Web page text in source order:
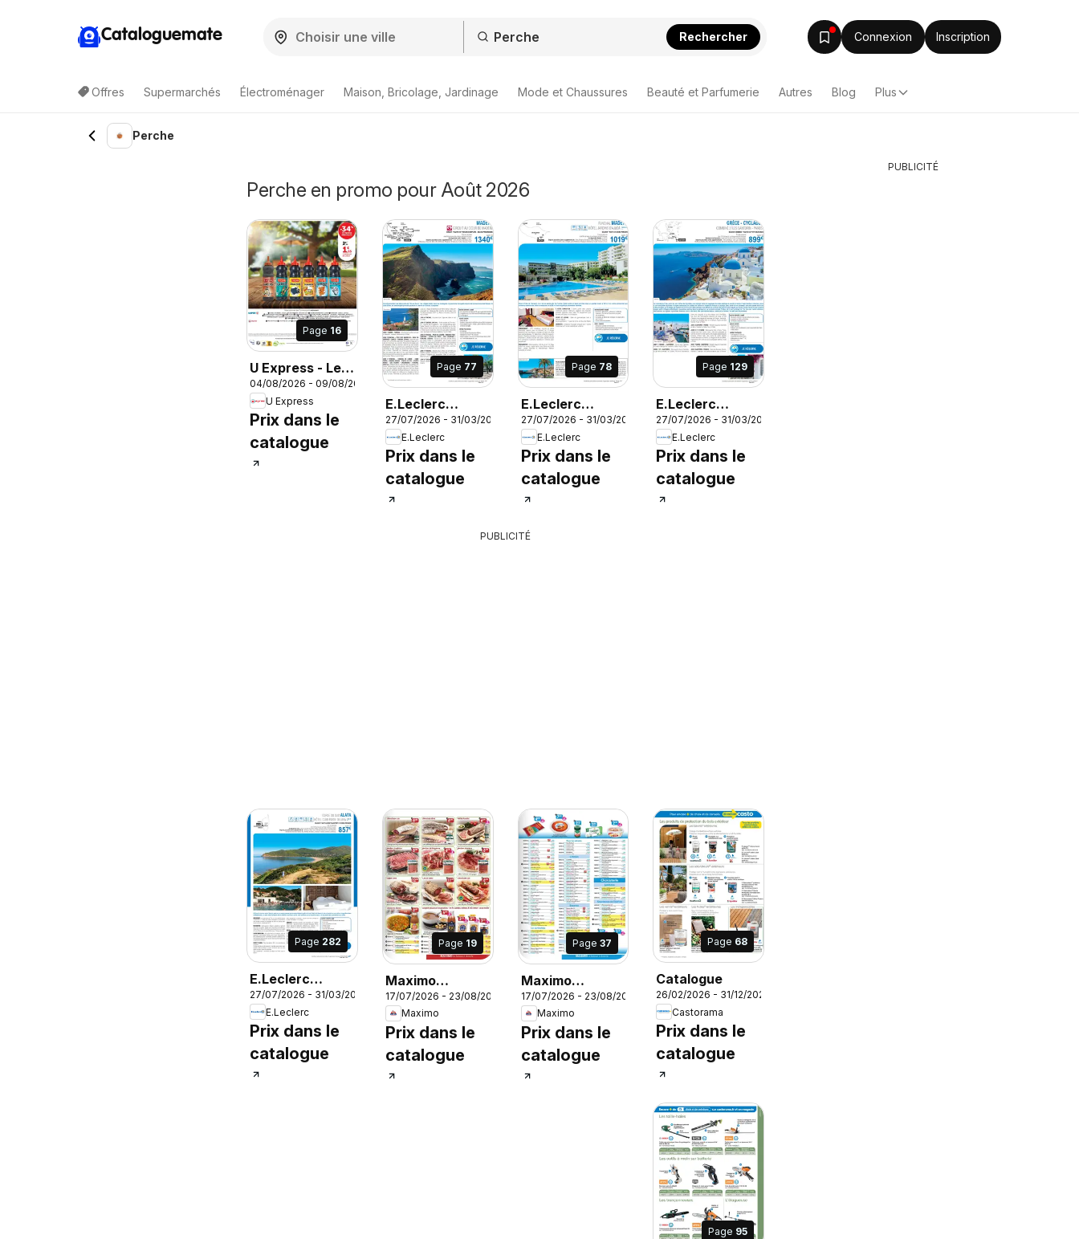
Cataloguemate Rechercher Connexion Inscription
Offres Supermarchés Électroménager Maison, Bricolage, Jardinage Mode et Chaussures Beauté et Parfumerie Autres Blog Plus
Perche
Perche en promo pour Août 2026
Page 16
U Express - Le
marché à prix
bas
04/08/2026 - 09/08/2026
U Express
Prix dans le
catalogue
Page 77
E.Leclerc
Voyages AH
2026/2027
27/07/2026 - 31/03/2027
E.Leclerc
Prix dans le
catalogue
Page 78
E.Leclerc
Voyages AH
2026/2027
27/07/2026 - 31/03/2027
E.Leclerc
Prix dans le
catalogue
Page 129
E.Leclerc
Voyages AH
2026/2027
27/07/2026 - 31/03/2027
E.Leclerc
Prix dans le
catalogue
PUBLICITÉ
Page 282
E.Leclerc
Voyages AH
2026/2027
27/07/2026 - 31/03/2027
E.Leclerc
Prix dans le
catalogue
Page 19
Maximo
catalogue
epicerie
17/07/2026 - 23/08/2026
Maximo
Prix dans le
catalogue
Page37
Maximo
catalogue
epicerie
17/07/2026 - 23/08/2026
Maximo
Prix dans le
catalogue
Page 68
Catalogue
26/02/2026 - 31/12/2026
Castorama
Prix dans le
catalogue
Page 95
PUBLICITÉ